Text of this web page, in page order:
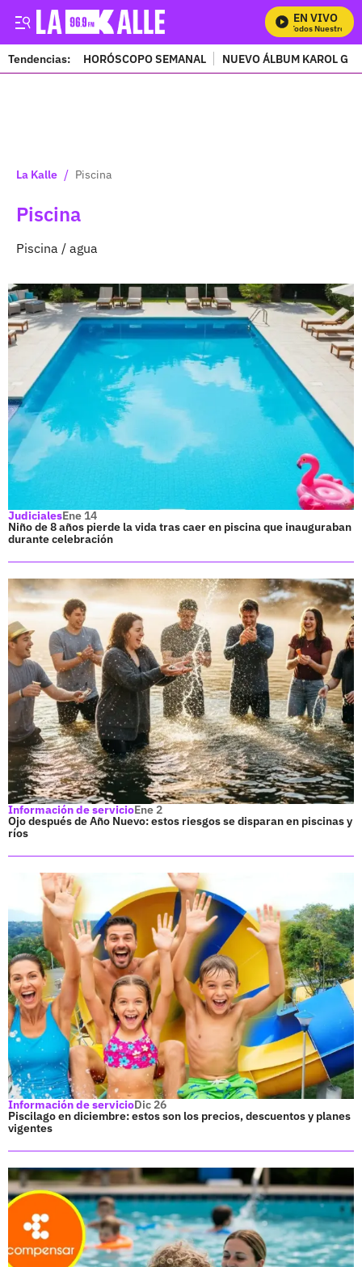
EN VIVO
Mira Todos Nuestros
Tendencias: HORÓSCOPO SEMANAL NUEVO ÁLBUM KAROL G
La Kalle / Piscina
Piscina
Piscina / agua
JudicialesEne 14
Niño de 8 años pierde la vida tras caer en piscina que inauguraban
durante celebración
Información de servicioEne 2
Ojo después de Año Nuevo: estos riesgos se disparan en piscinas y
ríos
Información de servicioDic 26
Piscilago en diciembre: estos son los precios, descuentos y planes
vigentes